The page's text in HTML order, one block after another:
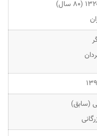
(سابق)